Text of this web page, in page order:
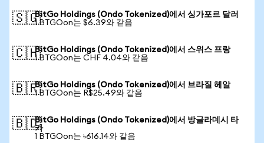
🇸🇬BitGo Holdings (Ondo Tokenized)에서 싱가포르 달러
1 BTGOon는 $6.39와 같음
🇨🇭BitGo Holdings (Ondo Tokenized)에서 스위스 프랑
1 BTGOon는 CHF 4.04와 같음
🇧🇷BitGo Holdings (Ondo Tokenized)에서 브라질 헤알
1 BTGOon는 R$25.49와 같음
🇧🇩BitGo Holdings (Ondo Tokenized)에서 방글라데시 타
카
1 BTGOon는 ৳616.14와 같음